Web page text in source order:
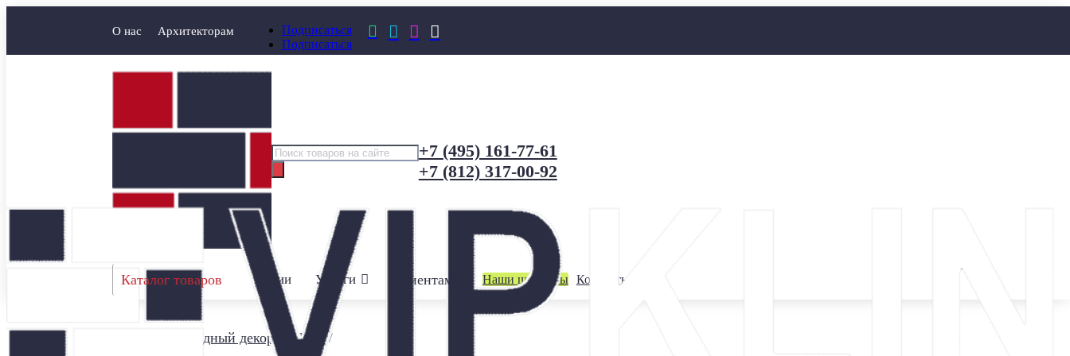
О нас Архитекторам
Подписаться
Подписаться
   
Поиск
товаров
+7 (495) 161-77-61
+7 (812) 317-00-92
Каталог товаров Акции Услуги Клиентам Наши шоурумы Контакты
Фасадный декор Schlutte /